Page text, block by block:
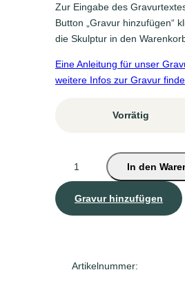
Zur Eingabe des
Button „Gravur hinzufügen“
die Skulptur in den
Eine Anleitung für unser
weitere Infos zur Gravur
Vorrätig
u
l
In den
Gravur hinzufügen
Artikelnummer: